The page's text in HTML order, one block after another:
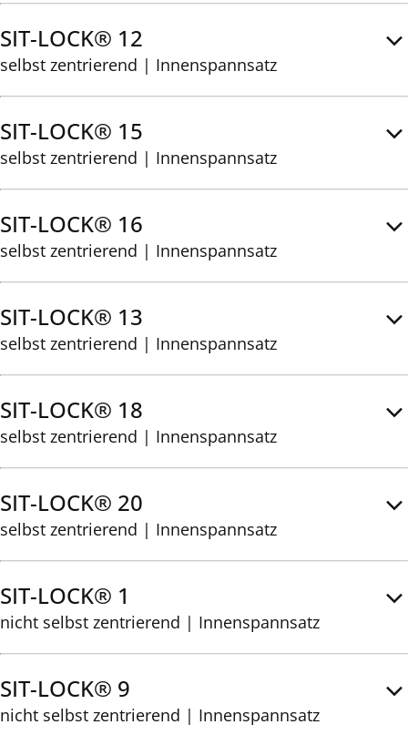
SIT-LOCK® 12
selbst zentrierend | Innenspannsatz
SIT-LOCK® 15
selbst zentrierend | Innenspannsatz
SIT-LOCK® 16
selbst zentrierend | Innenspannsatz
SIT-LOCK® 13
selbst zentrierend | Innenspannsatz
SIT-LOCK® 18
selbst zentrierend | Innenspannsatz
SIT-LOCK® 20
selbst zentrierend | Innenspannsatz
SIT-LOCK® 1
nicht selbst zentrierend | Innenspannsatz
SIT-LOCK® 9
nicht selbst zentrierend | Innenspannsatz